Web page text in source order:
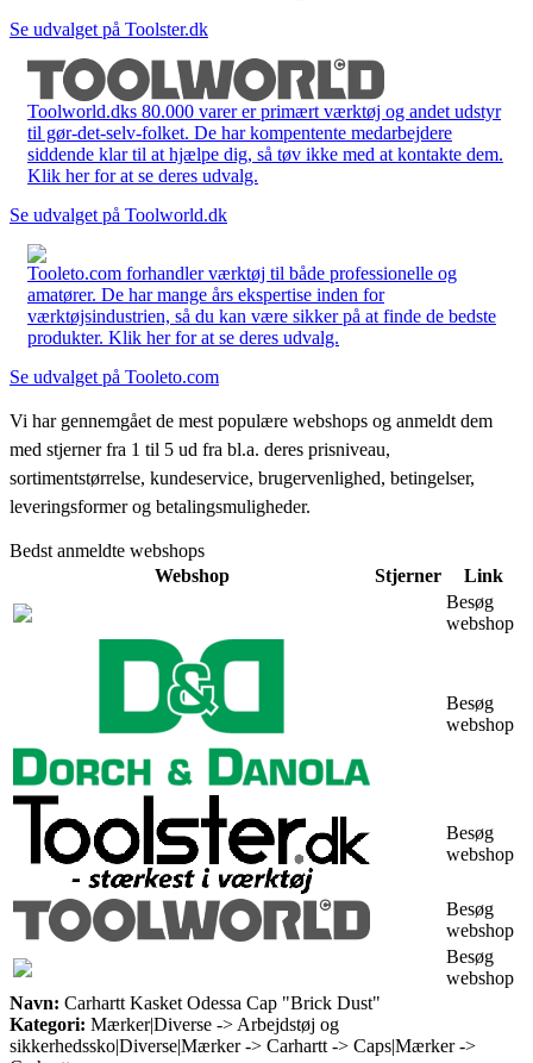
Se udvalget på Toolster.dk
Toolworld.dks 80.000 varer er primært værktøj og andet udstyr
til gør-det-selv-folket. De har kompentente medarbejdere
siddende klar til at hjælpe dig, så tøv ikke med at kontakte dem.
Klik her for at se deres udvalg.
Se udvalget på Toolworld.dk
Tooleto.com forhandler værktøj til både professionelle og
amatører. De har mange års ekspertise inden for
værktøjsindustrien, så du kan være sikker på at finde de bedste
produkter. Klik her for at se deres udvalg.
Se udvalget på Tooleto.com
Vi har gennemgået de mest populære webshops og anmeldt dem
med stjerner fra 1 til 5 ud fra bl.a. deres prisniveau,
sortimentstørrelse, kundeservice, brugervenlighed, betingelser,
leveringsformer og betalingsmuligheder.
Bedst anmeldte webshops
Webshop
Stjerner
Link
Besøg
webshop
Besøg
webshop
Besøg
webshop
Besøg
webshop
Besøg
webshop
Navn: Carhartt Kasket Odessa Cap "Brick Dust"
Kategori: Mærker|Diverse -> Arbejdstøj og
sikkerhedssko|Diverse|Mærker -> Carhartt -> Caps|Mærker ->